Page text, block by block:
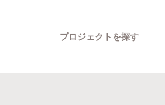
プロジェクトを探す